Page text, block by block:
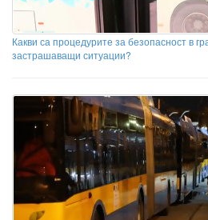
Какви са процедурите за безопасност в
застрашаващи ситуации?